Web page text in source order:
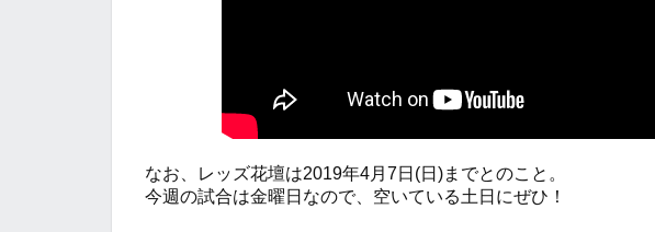
なお、レッズ花壇は2019年4月7日(日)までとのこと。
今週の試合は金曜日なので、空いている土日にぜひ！